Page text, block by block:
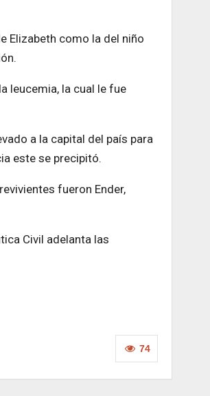
Elizabeth como la del niño
leucemia, la cual le fue
a la capital del país para
este se precipitó.
fueron Ender,
Civil adelanta las
74